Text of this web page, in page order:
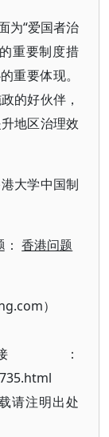
为“爱国者治
重要制度措
重要体现。
的好伙伴，
地区治理效
大学中国制
：香港问题
）
：
请注明出处